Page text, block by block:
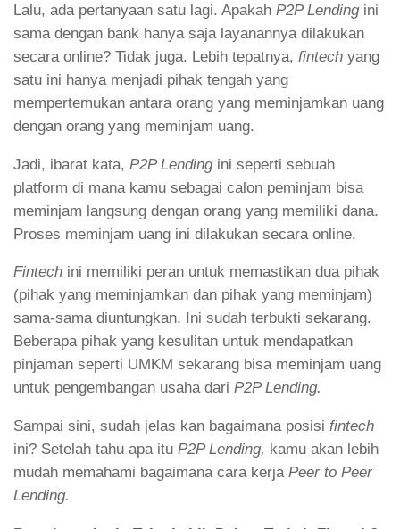
Lalu, ada pertanyaan satu lagi. Apakah P2P Lending ini
sama dengan bank hanya saja layanannya dilakukan
secara online? Tidak juga. Lebih tepatnya, fintech yang
satu ini hanya menjadi pihak tengah yang
mempertemukan antara orang yang meminjamkan uang
dengan orang yang meminjam uang.
Jadi, ibarat kata, P2P Lendingini seperti sebuah
platform di mana kamu sebagai calon peminjam bisa
meminjam langsung dengan orang yang memiliki dana.
Proses meminjam uang ini dilakukan secara online.
Fintech ini memiliki peran untuk memastikan dua pihak
(pihak yang meminjamkan dan pihak yang meminjam)
sama-sama diuntungkan. Ini sudah terbukti sekarang.
Beberapa pihak yang kesulitan untuk mendapatkan
pinjaman seperti UMKM sekarang bisa meminjam uang
untuk pengembangan usaha dari P2P Lending.
Sampai sini, sudah jelas kan bagaimana posisi fintech
ini? Setelah tahu apa itu P2P Lending, kamu akan lebih
mudah memahami bagaimana cara kerja Peer to Peer
Lending.